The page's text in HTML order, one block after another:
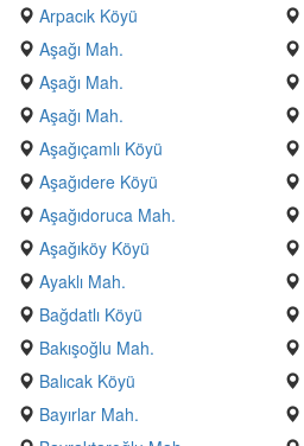
Arpacık Köyü
Aşağı Mah.
Aşağı Mah.
Aşağı Mah.
Aşağıçamlı Köyü
Aşağıdere Köyü
Aşağıdoruca Mah.
Aşağıköy Köyü
Ayaklı Mah.
Bağdatlı Köyü
Bakışoğlu Mah.
Balıcak Köyü
Bayırlar Mah.